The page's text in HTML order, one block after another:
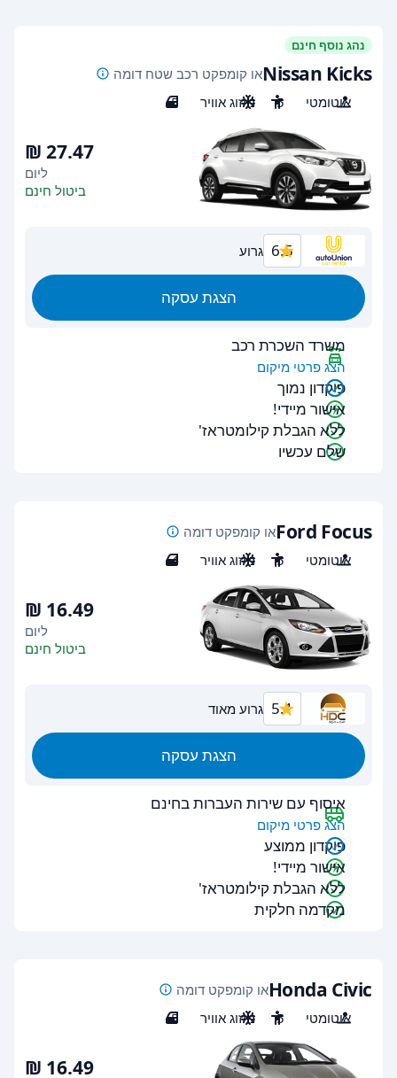
נהג נוסף חינם
Nissan Kicksאו קומפקט רכב שטח דומה
אוטומטי
5 מיזוג אוויר 5
ליום
ביטול חינם
6.5 גרוע
הצגת עסקה
משרד השכרת רכב
הצג פרטי מיקום
פיקדון נמוך
אישור מיידי!
ללא הגבלת קילומטראז'
שלם עכשיו
Ford Focusאו קומפקט דומה
אוטומטי
5 מיזוג אוויר 4
ליום
ביטול חינם
5.1 גרוע מאוד
הצגת עסקה
איסוף עם שירות העברות בחינם
הצג פרטי מיקום
פיקדון ממוצע
אישור מיידי!
ללא הגבלת קילומטראז'
מקדמה חלקית
Honda Civicאו קומפקט דומה
אוטומטי
5 מיזוג אוויר 5